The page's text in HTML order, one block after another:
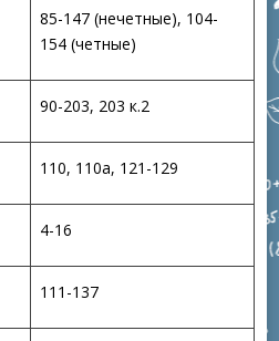
85-147 (нечетные), 104-
154 (четные)
90-203, 203 к.2
110, 110а, 121-129
4-16
111-137